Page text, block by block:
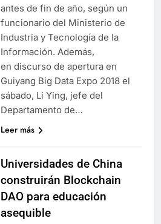
antes de fin de año, según un
funcionario del Ministerio de
Industria y Tecnología de la
Información. Además,
en discurso de apertura en
Guiyang Big Data Expo 2018 el
sábado, Li Ying, jefe del
Departamento de…
Leer más
Universidades de China
construirán Blockchain
DAO para educación
asequible